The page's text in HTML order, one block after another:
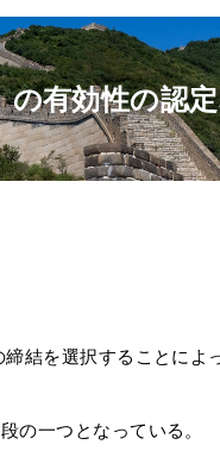
の有効性の認
結を選択することによ
の一つとなっている。